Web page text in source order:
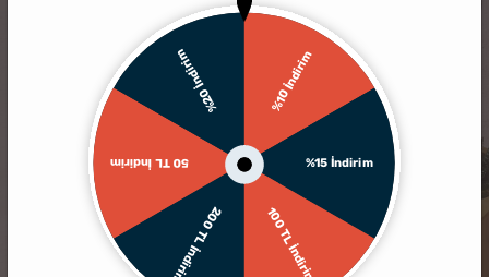
%10 İndirim
%15 İndirim
100 TL İndirim
200 TL İndirim
50 TL İndirim
%20 İndirim